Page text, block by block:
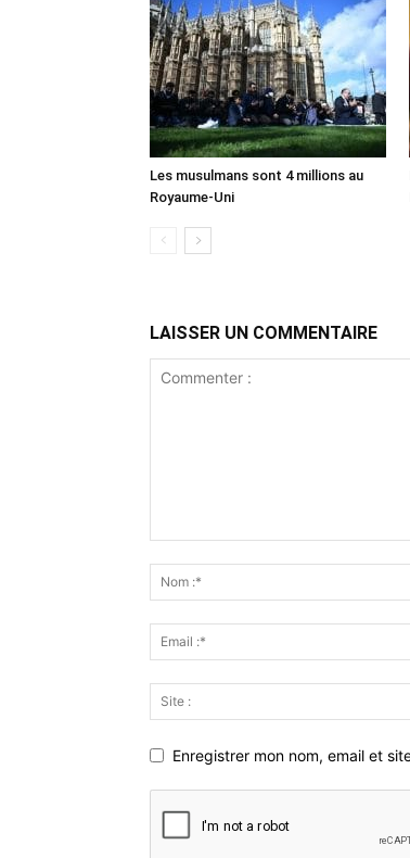
Les musulmans sont 4 millions au
Royaume-Uni
LAISSER UN COMMENTAIRE
Enregistrer mon nom, email et